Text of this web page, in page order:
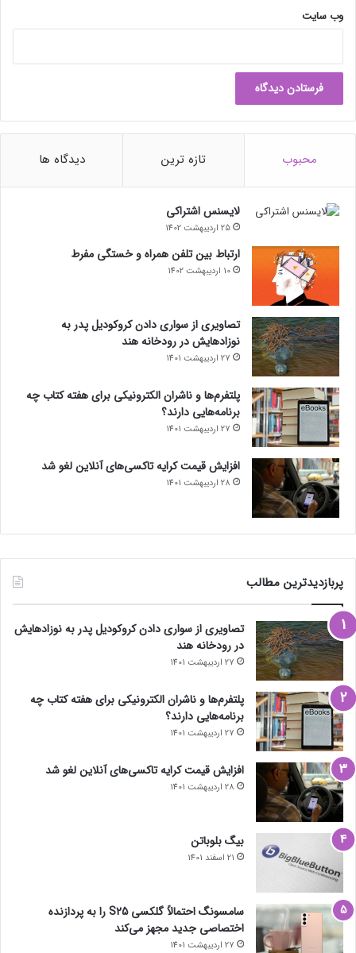
وب‌ سایت
محبوب تازه ترین دیدگاه ها
لایسنس اشتراکی
25 اردیبهشت 1402
ارتباط بین تلفن همراه و خستگی مفرط
10 اردیبهشت 1402
تصاویری از سواری دادن کروکودیل پدر به
نوزادهایش در رودخانه هند
27 اردیبهشت 1401
پلتفرم‌ها و ناشران الکترونیکی برای هفته کتاب چه
برنامه‌هایی دارند؟
27 اردیبهشت 1401
افزایش قیمت کرایه تاکسی‌های آنلاین لغو شد
28 اردیبهشت 1401
پربازدیدترین مطالب
تصاویری از سواری دادن کروکودیل پدر به نوزادهایش
در رودخانه هند
27 اردیبهشت 1401
پلتفرم‌ها و ناشران الکترونیکی برای هفته کتاب چه
برنامه‌هایی دارند؟
27 اردیبهشت 1401
افزایش قیمت کرایه تاکسی‌های آنلاین لغو شد
28 اردیبهشت 1401
بیگ بلوباتن
21 اسفند 1401
سامسونگ احتمالاً گلکسی S25 را به پردازنده
اختصاصی جدید مجهز می‌کند
27 اردیبهشت 1401